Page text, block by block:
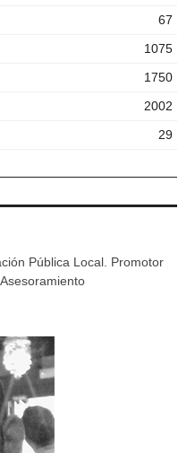
67
1075
1750
2002
29
Pública Local. Promotor